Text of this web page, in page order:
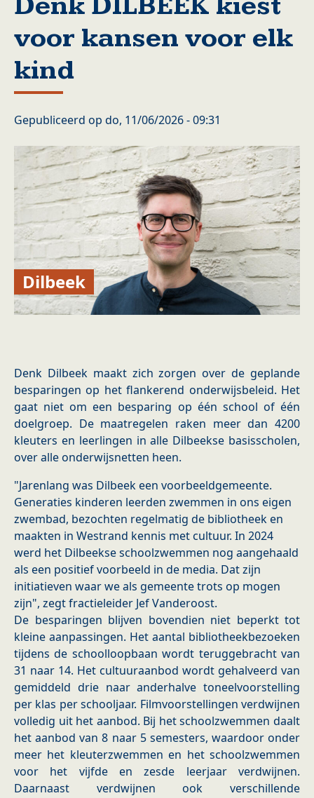
voor kansen voor elk
kind
Gepubliceerd op do, 11/06/2026 - 09:31
Dilbeek
Denk Dilbeek maakt zich zorgen over de geplande
besparingen op het flankerend onderwijsbeleid. Het
gaat niet om een besparing op één school of één
doelgroep. De maatregelen raken meer dan 4200
kleuters en leerlingen in alle Dilbeekse basisscholen,
over alle onderwijsnetten heen.
"Jarenlang was Dilbeek een voorbeeldgemeente.
Generaties kinderen leerden zwemmen in ons eigen
zwembad, bezochten regelmatig de bibliotheek en
maakten in Westrand kennis met cultuur. In 2024
werd het Dilbeekse schoolzwemmen nog aangehaald
als een positief voorbeeld in de media. Dat zijn
initiatieven waar we als gemeente trots op mogen
zijn", zegt fractieleider Jef Vanderoost.
De besparingen blijven bovendien niet beperkt tot
kleine aanpassingen. Het aantal bibliotheekbezoeken
tijdens de schoolloopbaan wordt teruggebracht van
31 naar 14. Het cultuuraanbod wordt gehalveerd van
gemiddeld drie naar anderhalve toneelvoorstelling
per klas per schooljaar. Filmvoorstellingen verdwijnen
volledig uit het aanbod. Bij het schoolzwemmen daalt
het aanbod van 8 naar 5 semesters, waardoor onder
meer het kleuterzwemmen en het schoolzwemmen
voor het vijfde en zesde leerjaar verdwijnen.
Daarnaast verdwijnen ook verschillende